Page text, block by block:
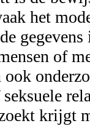
het
of
ook
krijgt